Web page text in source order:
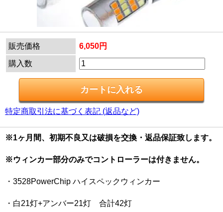
販売価格 6,050円
購入数
特定商取引法に基づく表記 (返品など)
※1ヶ月間、初期不良又は破損を交換・返品保証致します。
※ウィンカー部分のみでコントローラーは付きません。
・3528PowerChip ハイスペックウィンカー
・白21灯+アンバー21灯 合計42灯